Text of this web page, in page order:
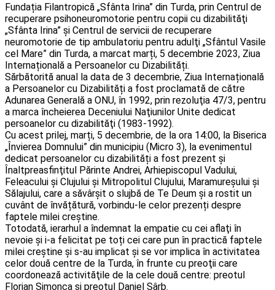
Fundația Filantropică „Sfânta Irina” din Turda, prin Centrul de
recuperare psihoneuromotorie pentru copii cu dizabilităţi
„Sfânta Irina” şi Centrul de servicii de recuperare
neuromotorie de tip ambulatoriu pentru adulţi „Sfântul Vasile
cel Mare” din Turda, a marcat marți, 5 decembrie 2023, Ziua
Internațională a Persoanelor cu Dizabilități.
Sărbătorită anual la data de 3 decembrie, Ziua Internațională
a Persoanelor cu Dizabilități a fost proclamată de către
Adunarea Generală a ONU, în 1992, prin rezoluţia 47/3, pentru
a marca încheierea Deceniului Naţiunilor Unite dedicat
persoanelor cu dizabilităţi (1983-1992).
Cu acest prilej, marți, 5 decembrie, de la ora 14:00, la Biserica
„Învierea Domnului” din municipiu (Micro 3), la evenimentul
dedicat persoanelor cu dizabilități a fost prezent și
Înaltpreasfinţitul Părinte Andrei, Arhiepiscopul Vadului,
Feleacului şi Clujului şi Mitropolitul Clujului, Maramureşului şi
Sălajului, care a săvârşit o slujbă de Te Deum și a rostit un
cuvânt de învățătură, vorbindu-le celor prezenți despre
faptele milei creștine.
Totodată, ierarhul a îndemnat la empatie cu cei aflaţi în
nevoie și i-a felicitat pe toți cei care pun în practică faptele
milei creștine și s-au implicat și se vor implica în activitatea
celor două centre de la Turda, în frunte cu preoţii care
coordonează activităţile de la cele două centre: preotul
Florian Șimonca şi preotul Daniel Sârb.